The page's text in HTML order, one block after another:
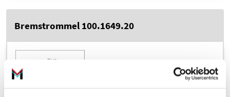
Bremstrommel 100.1649.20